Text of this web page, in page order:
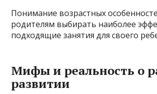
Понимание возрастных
родителям выбирать наиболее
подходящие занятия для своего
Мифы и реальность о
развитии